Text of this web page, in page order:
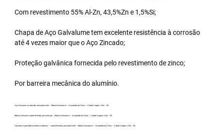
Com revestimento 55% Al-Zn, 43,5%Zn e 1,5%Si;
Chapa de Aço Galvalume tem excelente resistência à corrosão
até 4 vezes maior que o Aço Zincado;
Proteção galvânica fornecida pelo revestimento de zinco;
Por barreira mecânica do alumínio.
Aço Galvanew no atacado, principalmente – Bobina Galvalume – Importada da China – Cidade Vargem Alta – ES.
Bobina Galvanew carreta fechada, por exemplo – Bobina Galvalume – Importada da China – Cidade Vargem Alta – ES.
Galvalume para fabricar telhas metálicas – carreta fechada, principalmente – Bobina Galvalume – Importada da China – Cidade Vargem Alta – ES.